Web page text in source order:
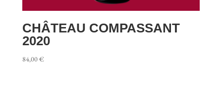
CHÂTEAU COMPASSANT
2020
84,00€